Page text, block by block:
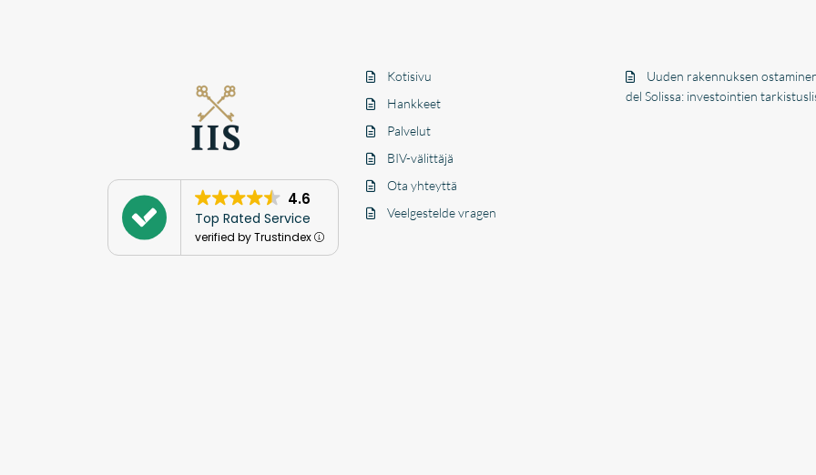
4.6
Top Rated Service
verified by Trustindex
Kotisivu
Hankkeet
Palvelut
BIV-välittäjä
Ota yhteyttä
Veelgestelde vragen
Uuden rakennuksen
del Solissa: investointien